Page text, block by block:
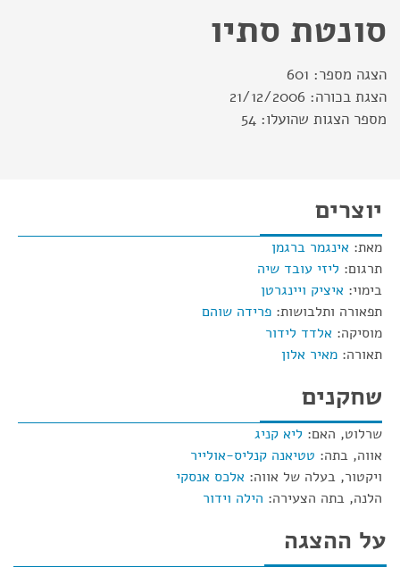
סונטת סתיו
הצגה מספר: 601
הצגת בכורה: 21/12/2006
מספר הצגות שהועלו: 54
יוצרים
מאת: אינגמר ברגמן
תרגום: ליזי עובד שיה
בימוי: איציק ויינגרטן
תפאורה ותלבושות: פרידה שוהם
מוסיקה: אלדד לידור
תאורה: מאיר אלון
שחקנים
שרלוט, האם: ליא קניג
אווה, בתה: טטיאנה קנליס-אולייר
ויקטור, בעלה של אווה: אלכס אנסקי
הלנה, בתה הצעירה: הילה וידור
על ההצגה